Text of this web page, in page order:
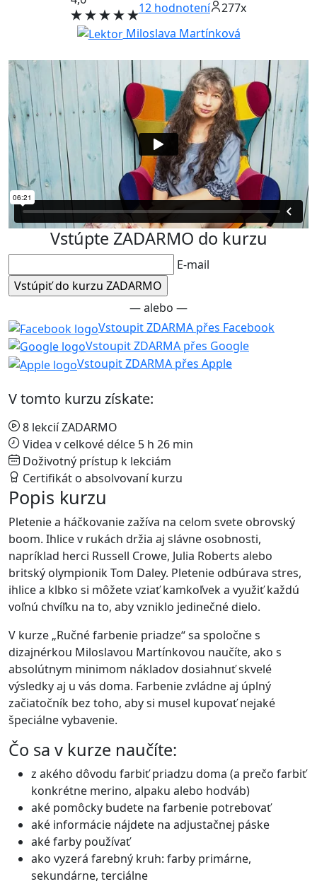
12 hodnotení
277x
Miloslava Martínková
Vstúpte ZADARMO do kurzu
E-mail
— alebo —
Vstoupit ZDARMA přes Facebook
Vstoupit ZDARMA přes Google
Vstoupit ZDARMA přes Apple
V tomto kurzu získate:
8 lekcií ZADARMO
Videa v celkové délce 5 h 26 min
Doživotný prístup k lekciám
Certifikát o absolvovaní kurzu
Popis kurzu
Pletenie a háčkovanie zažíva na celom svete obrovský
boom. Ihlice v rukách držia aj slávne osobnosti,
napríklad herci Russell Crowe, Julia Roberts alebo
britský olympionik Tom Daley. Pletenie odbúrava stres,
ihlice a klbko si môžete vziať kamkoľvek a využiť každú
voľnú chvíľku na to, aby vzniklo jedinečné dielo.
V kurze „Ručné farbenie priadze“ sa spoločne s
dizajnérkou Miloslavou Martínkovou naučíte, ako s
absolútnym minimom nákladov dosiahnuť skvelé
výsledky aj u vás doma. Farbenie zvládne aj úplný
začiatočník bez toho, aby si musel kupovať nejaké
špeciálne vybavenie.
Čo sa v kurze naučíte:
z akého dôvodu farbiť priadzu doma (a prečo farbiť
konkrétne merino, alpaku alebo hodváb)
aké pomôcky budete na farbenie potrebovať
aké informácie nájdete na adjustačnej páske
aké farby používať
ako vyzerá farebný kruh: farby primárne,
sekundárne, terciálne